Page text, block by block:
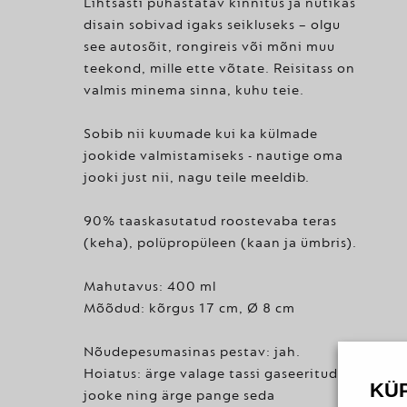
disain sobivad igaks seikluseks – olgu
see autosõit, rongireis või mõni muu
teekond, mille ette võtate. Reisitass on
valmis minema sinna, kuhu teie.
Sobib nii kuumade kui ka külmade
jookide valmistamiseks - nautige oma
jooki just nii, nagu teile meeldib.
90% taaskasutatud roostevaba teras
(keha), polüpropüleen (kaan ja ümbris).
Mahutavus: 400 ml
Mõõdud: kõrgus 17 cm, Ø 8 cm
Nõudepesumasinas pestav: jah.
Hoiatus: ärge valage tassi gaseeritud
jooke ning ärge pange seda